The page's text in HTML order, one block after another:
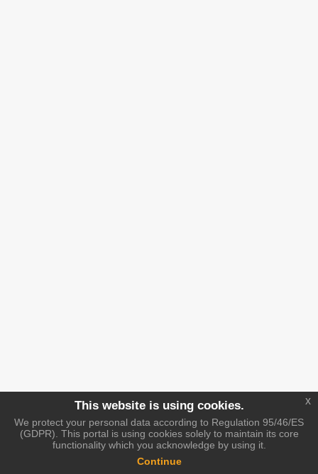
This website is using cookies.
We protect your personal data according to Regulation 95/46/ES
(GDPR). This portal is using cookies solely to maintain its core
functionality which you acknowledge by using it.
Continue
x